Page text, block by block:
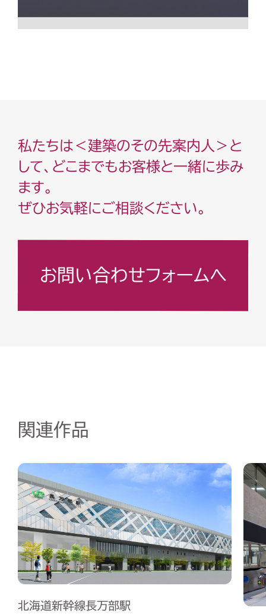
私たちは＜建築のその先案内人＞と
して、どこまでもお客様と一緒に歩み
ます。
ぜひお気軽にご相談ください。
お問い合わせフォームへ
関連作品
北海道新幹線長万部駅